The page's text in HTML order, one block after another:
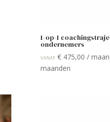
1-op-1
ondernemers
VANAF:€475,00 /
maanden